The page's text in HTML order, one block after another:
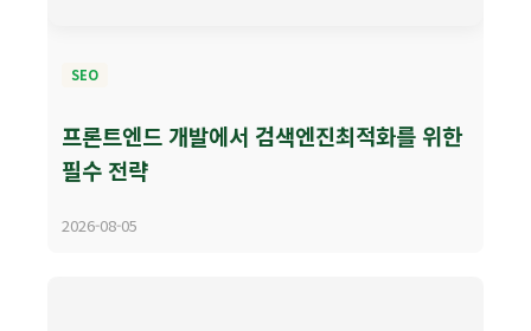
SEO
프론트엔드 개발에서 검색엔진최적화를 위한
필수 전략
2026-08-05